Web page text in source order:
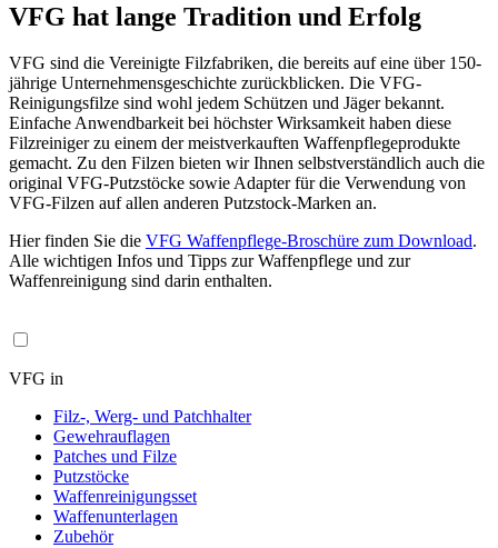
VFG hat lange Tradition und Erfolg
VFG sind die Vereinigte Filzfabriken, die bereits auf eine über 150-
jährige Unternehmensgeschichte zurückblicken. Die VFG-
Reinigungsfilze sind wohl jedem Schützen und Jäger bekannt.
Einfache Anwendbarkeit bei höchster Wirksamkeit haben diese
Filzreiniger zu einem der meistverkauften Waffenpflegeprodukte
gemacht. Zu den Filzen bieten wir Ihnen selbstverständlich auch die
original VFG-Putzstöcke sowie Adapter für die Verwendung von
VFG-Filzen auf allen anderen Putzstock-Marken an.
Hier finden Sie die VFG Waffenpflege-Broschüre zum Download.
Alle wichtigen Infos und Tipps zur Waffenpflege und zur
Waffenreinigung sind darin enthalten.
VFG in
Filz-, Werg- und Patchhalter
Gewehrauflagen
Patches und Filze
Putzstöcke
Waffenreinigungsset
Waffenunterlagen
Zubehör